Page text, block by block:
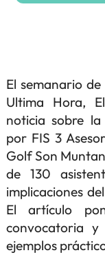
El semanario
Ultima Hora,
noticia sobre
por FIS 3
Golf Son
de 130
implicaciones
El artículo
convocatoria
ejemplos